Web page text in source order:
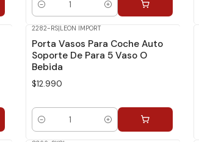
Cantidad
2282-RS LEON IMPORT
Porta Vasos Para Coche Auto
Soporte De Para 5 Vaso O
Bebida
$12.990
Cantidad